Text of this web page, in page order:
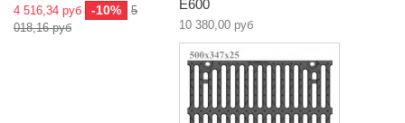
4 516,34 руб -10%
5
018,16 руб
E600
10 380,00 руб